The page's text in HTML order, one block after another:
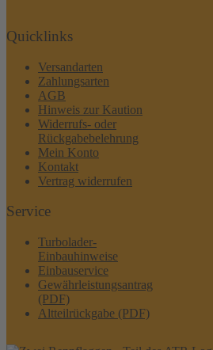
Quicklinks
Versandarten
Zahlungsarten
AGB
Hinweis zur Kaution
Widerrufs- oder
Rückgabebelehrung
Mein Konto
Kontakt
Vertrag widerrufen
Service
Turbolader-
Einbauhinweise
Einbauservice
Gewährleistungsantrag
(PDF)
Altteilrückgabe (PDF)